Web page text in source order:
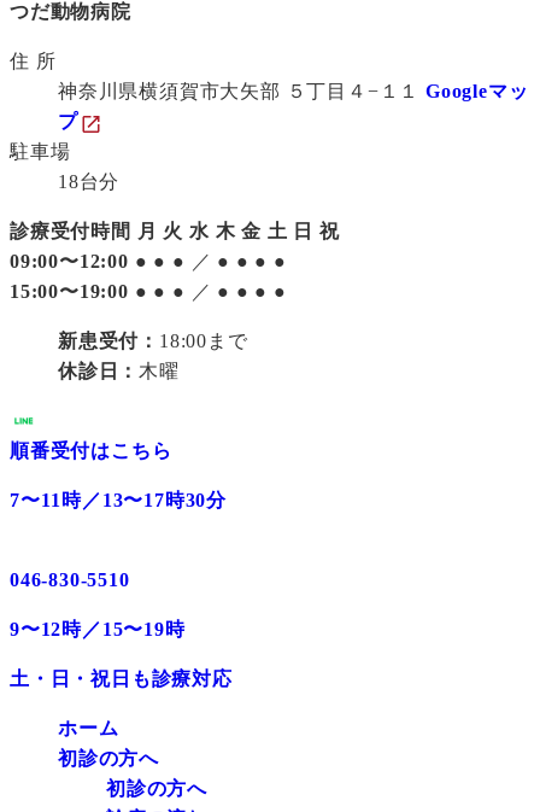
つだ動物病院
住 所
神奈川県横須賀市大矢部 ５丁目４−１１ Googleマッ
プ
駐車場
18台分
診療受付時間 月 火 水 木 金 土 日 祝
09:00〜12:00 ● ● ● ／ ● ● ● ●
15:00〜19:00 ● ● ● ／ ● ● ● ●
新患受付： 18:00まで
休診日：木曜
順番受付はこちら
7〜11時／13〜17時30分
046-830-5510
9〜12時／15〜19時
土・日・祝日も診療対応
ホーム
初診の方へ
初診の方へ